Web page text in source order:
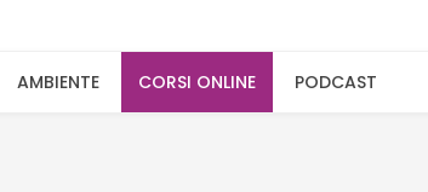
AMBIENTE CORSI ONLINE PODCAST